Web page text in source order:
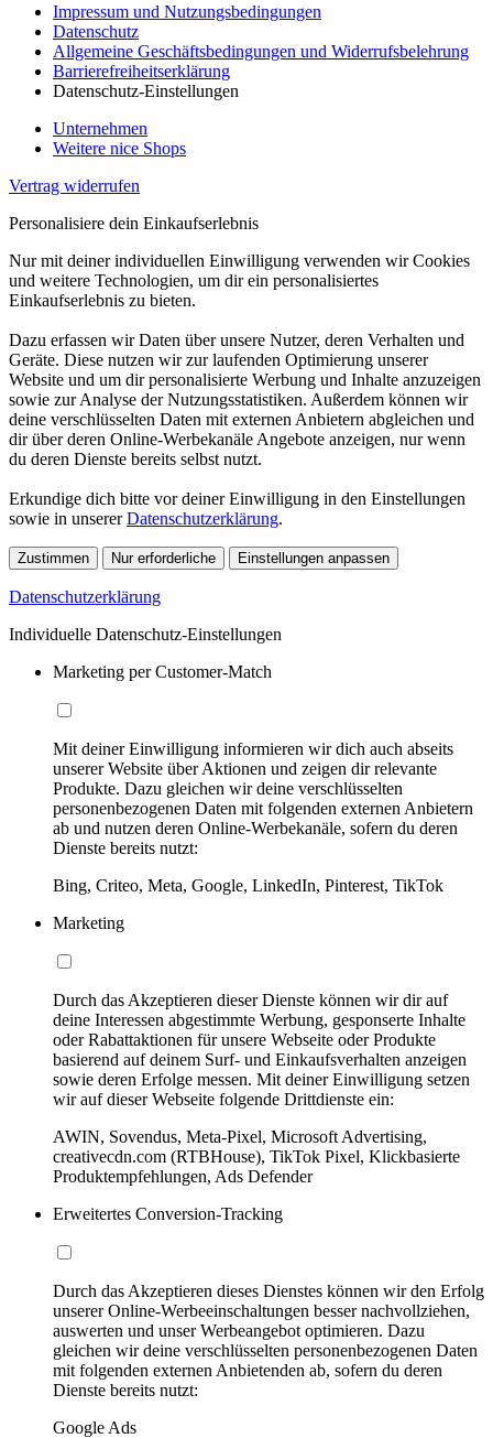
Impressum und Nutzungsbedingungen
Datenschutz
Allgemeine Geschäftsbedingungen und Widerrufsbelehrung
Barrierefreiheitserklärung
Datenschutz-Einstellungen
Unternehmen
Weitere nice Shops
Vertrag widerrufen
Personalisiere dein Einkaufserlebnis
Nur mit deiner individuellen Einwilligung verwenden wir Cookies
und weitere Technologien, um dir ein personalisiertes
Einkaufserlebnis zu bieten.
Dazu erfassen wir Daten über unsere Nutzer, deren Verhalten und
Geräte. Diese nutzen wir zur laufenden Optimierung unserer
Website und um dir personalisierte Werbung und Inhalte anzuzeigen
sowie zur Analyse der Nutzungsstatistiken. Außerdem können wir
deine verschlüsselten Daten mit externen Anbietern abgleichen und
dir über deren Online-Werbekanäle Angebote anzeigen, nur wenn
du deren Dienste bereits selbst nutzt.
Erkundige dich bitte vor deiner Einwilligung in den Einstellungen
sowie in unsererDatenschutzerklärung.
Zustimmen Nur erforderliche Einstellungen anpassen
Datenschutzerklärung
Individuelle Datenschutz-Einstellungen
Marketing per Customer-Match
Mit deiner Einwilligung informieren wir dich auch abseits
unserer Website über Aktionen und zeigen dir relevante
Produkte. Dazu gleichen wir deine verschlüsselten
personenbezogenen Daten mit folgenden externen Anbietern
ab und nutzen deren Online-Werbekanäle, sofern du deren
Dienste bereits nutzt:
Bing, Criteo, Meta, Google, LinkedIn, Pinterest, TikTok
Marketing
Durch das Akzeptieren dieser Dienste können wir dir auf
deine Interessen abgestimmte Werbung, gesponserte Inhalte
oder Rabattaktionen für unsere Webseite oder Produkte
basierend auf deinem Surf- und Einkaufsverhalten anzeigen
sowie deren Erfolge messen. Mit deiner Einwilligung setzen
wir auf dieser Webseite folgende Drittdienste ein:
AWIN, Sovendus, Meta-Pixel, Microsoft Advertising,
creativecdn.com (RTBHouse), TikTok Pixel, Klickbasierte
Produktempfehlungen, Ads Defender
Erweitertes Conversion-Tracking
Durch das Akzeptieren dieses Dienstes können wir den Erfolg
unserer Online-Werbeeinschaltungen besser nachvollziehen,
auswerten und unser Werbeangebot optimieren. Dazu
gleichen wir deine verschlüsselten personenbezogenen Daten
mit folgenden externen Anbietenden ab, sofern du deren
Dienste bereits nutzt:
Google Ads